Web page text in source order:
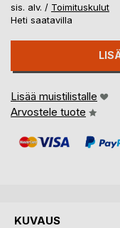
sis. alv. / Toimituskulut
Heti saatavilla
Lisää muistilistalle
Arvostele tuote
KUVAUS